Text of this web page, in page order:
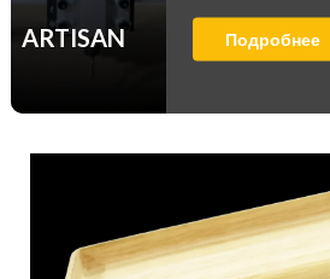
ARTISAN Подробнее